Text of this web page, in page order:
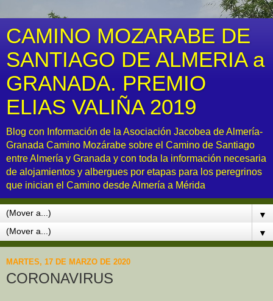
CAMINO MOZARABE DE
SANTIAGO DE ALMERIA a
GRANADA. PREMIO
ELIAS VALIÑA 2019
Blog con Información de la Asociación Jacobea de Almería-
Granada Camino Mozárabe sobre el Camino de Santiago
entre Almería y Granada y con toda la información necesaria
de alojamientos y albergues por etapas para los peregrinos
que inician el Camino desde Almería a Mérida
▼
▼
MARTES, 17 DE MARZO DE 2020
CORONAVIRUS